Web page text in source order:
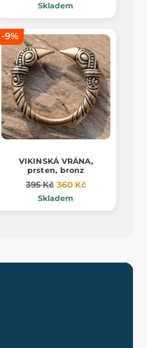
Skladem
-9%
VIKINSKÁ VRÁNA,
prsten, bronz
395 Kč 360 Kč
Skladem